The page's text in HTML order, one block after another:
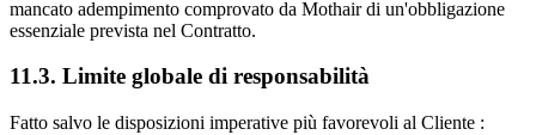
mancato adempimento comprovato da Mothair di un'obbligazione
essenziale prevista nel Contratto.
11.3. Limite globale di responsabilità
Fatto salvo le disposizioni imperative più favorevoli al Cliente :